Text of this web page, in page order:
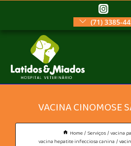
(71) 3385-
VACINA CINOMOSE
Home Serviços vacina
vacina hepatite infecciosa canina